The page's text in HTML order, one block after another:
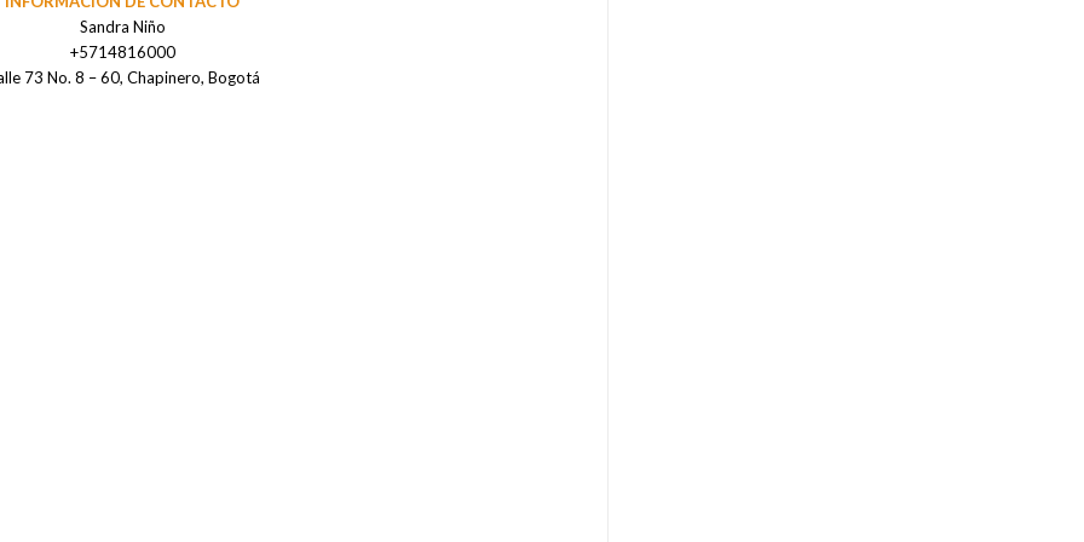
Sandra Niño
+5714816000
73 No. 8 – 60, Chapinero, Bogotá